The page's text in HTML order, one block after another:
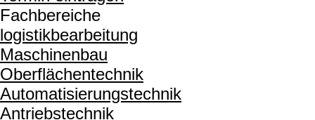
Fachbereiche
logistikbearbeitung
Maschinenbau
Oberflächentechnik
Automatisierungstechnik
Antriebstechnik